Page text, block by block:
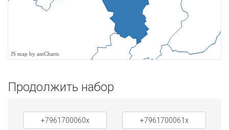
JS map by amCharts
Продолжить набор
+7961700060x +7961700061x